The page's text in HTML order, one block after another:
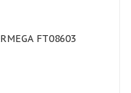
FT08603